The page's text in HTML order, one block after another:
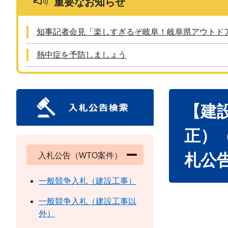
知事記者会見「楽しすぎるぞ岐阜！岐阜県アウトド
熱中症を予防しましょう
【
正）
札公
入札公告（WTO案件）
一般競争入札（建設工事）
一般競争入札（建設工事以
外）